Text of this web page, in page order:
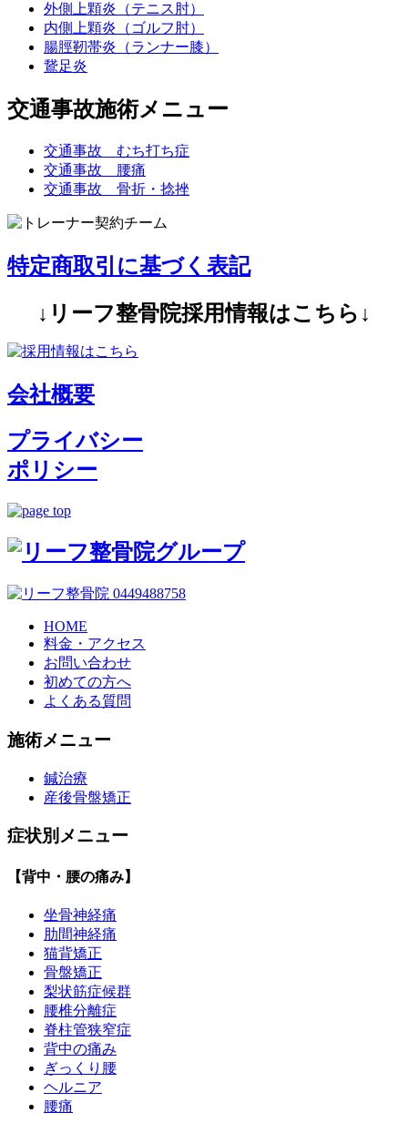
外側上顆炎（テニス肘）
内側上顆炎（ゴルフ肘）
腸脛靭帯炎（ランナー膝）
鵞足炎
交通事故施術メニュー
交通事故 むち打ち症
交通事故 腰痛
交通事故 骨折・捻挫
特定商取引に基づく表記
↓リーフ整骨院採用情報はこちら↓
会社概要
プライバシー
ポリシー
HOME
料金・アクセス
お問い合わせ
初めての方へ
よくある質問
施術メニュー
鍼治療
産後骨盤矯正
症状別メニュー
【背中・腰の痛み】
坐骨神経痛
肋間神経痛
猫背矯正
骨盤矯正
梨状筋症候群
腰椎分離症
脊柱管狭窄症
背中の痛み
ぎっくり腰
ヘルニア
腰痛